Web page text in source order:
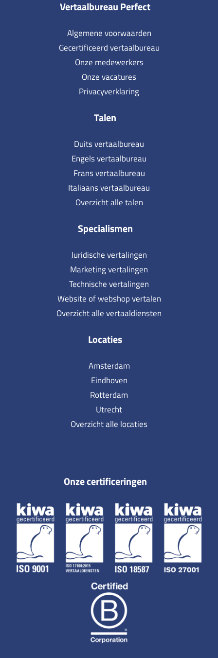
Vertaalbureau Perfect
Algemene voorwaarden
Gecertificeerd vertaalbureau
Onze medewerkers
Onze vacatures
Privacyverklaring
Talen
Duits vertaalbureau
Engels vertaalbureau
Frans vertaalbureau
Italiaans vertaalbureau
Overzicht alle talen
Specialismen
Juridische vertalingen
Marketing vertalingen
Technische vertalingen
Website of webshop vertalen
Overzicht alle vertaaldiensten
Locaties
Amsterdam
Eindhoven
Rotterdam
Utrecht
Overzicht alle locaties
Onze certificeringen